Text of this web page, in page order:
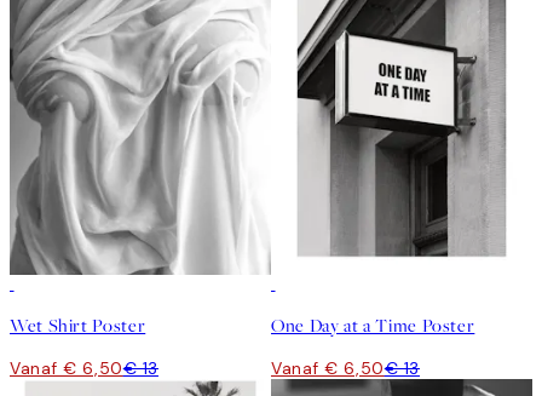
Wet Shirt Poster
Vanaf € 6,50€ 13
One Day at a Time Poster
Vanaf € 6,50€ 13